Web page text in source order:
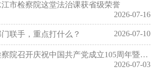
市检察院这堂法治课获省级荣誉
2026-07-16
联手，重点打什么？ 2026-07-10
冷水江市检察院召开庆祝中国共产党成立105周年暨检察长专题党课活动
2026-07-03